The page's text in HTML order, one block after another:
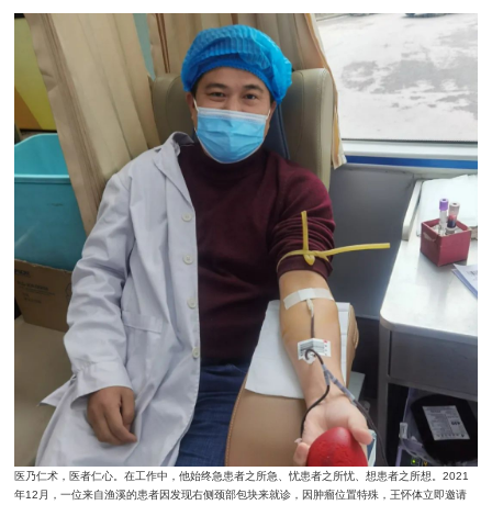
医乃仁术，医者仁心。在工作中，他始终急患者之所急、忧患者之所忧、想患者之所想。2021
年12月，一位来自渔溪的患者因发现右侧颈部包块来就诊，因肿瘤位置特殊，王怀体立即邀请